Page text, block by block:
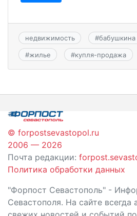
недвижимость #
#жилье #купля-продажа
© forpostsevastopol.ru
2006 — 2026
Почта редакции:
Политика обработки данных
"Форпост Севастополь" -
Севастополя. На сайте всегда